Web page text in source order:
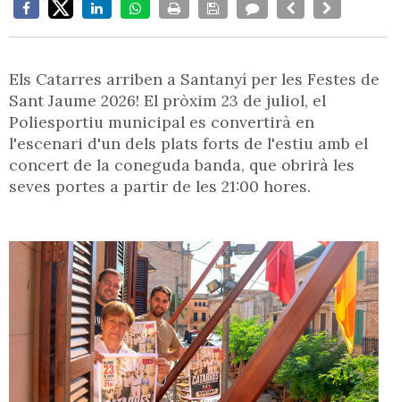
Els Catarres arriben a Santanyí per les Festes de
Sant Jaume 2026! El pròxim 23 de juliol, el
Poliesportiu municipal es convertirà en
l'escenari d'un dels plats forts de l'estiu amb el
concert de la coneguda banda, que obrirà les
seves portes a partir de les 21:00 hores.